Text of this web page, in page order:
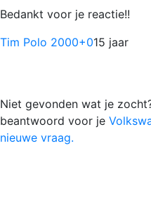
Bedankt voor je reactie!!
Tim Polo 2000+015 jaar
Niet gevonden wat je
beantwoord voor je
nieuwe vraag.